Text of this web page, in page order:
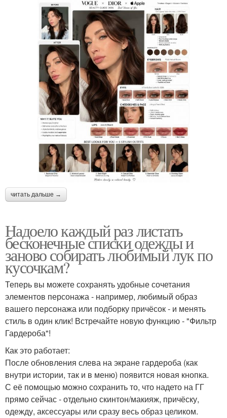
читать дальше →
Надоело каждый раз листать
бесконечные списки одежды и
заново собирать любимый лук по
кусочкам?
Теперь вы можете сохранять удобные сочетания
элементов персонажа - например, любимый образ
вашего персонажа или подборку причёсок - и менять
стиль в один клик! Встречайте новую функцию - "Фильтр
Гардероба"!
Как это работает:
После обновления слева на экране гардероба (как
внутри истории, так и в меню) появится новая кнопка.
С её помощью можно сохранить то, что надето на ГГ
прямо сейчас - отдельно скинтон/макияж, причёску,
одежду, аксессуары или сразу весь образ целиком.